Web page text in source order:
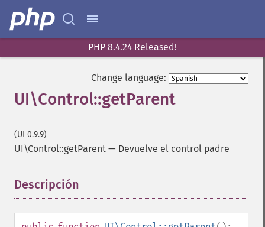
PHP 8.4.24 Released!
Change language:
UI\Control::getParent
(UI 0.9.9)
UI\Control::getParent — Devuelve el control padre
Descripción